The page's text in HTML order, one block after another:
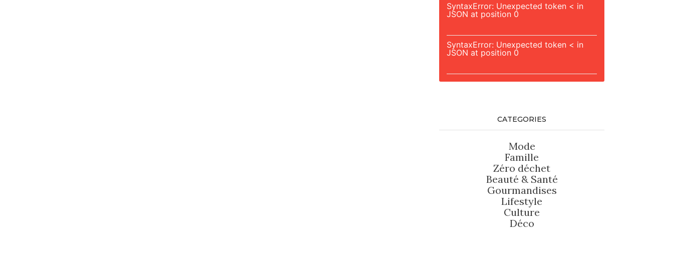
SyntaxError: Unexpected token < in
JSON at position 0
SyntaxError: Unexpected token < in
JSON at position 0
CATEGORIES
Mode
Famille
Zéro déchet
Beauté & Santé
Gourmandises
Lifestyle
Culture
Déco